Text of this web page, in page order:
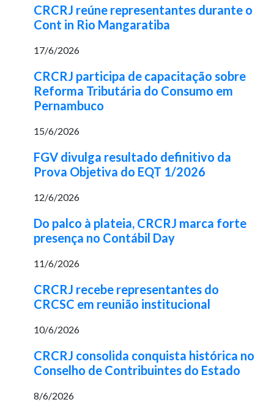
CRCRJ reúne representantes durante o
Cont in Rio Mangaratiba
17/6/2026
CRCRJ participa de capacitação sobre
Reforma Tributária do Consumo em
Pernambuco
15/6/2026
FGV divulga resultado definitivo da
Prova Objetiva do EQT 1/2026
12/6/2026
Do palco à plateia, CRCRJ marca forte
presença no Contábil Day
11/6/2026
CRCRJ recebe representantes do
CRCSC em reunião institucional
10/6/2026
CRCRJ consolida conquista histórica no
Conselho de Contribuintes do Estado
8/6/2026